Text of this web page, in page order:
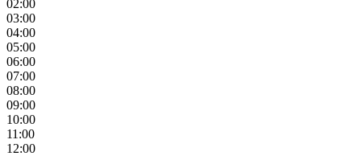
02:00
03:00
04:00
05:00
06:00
07:00
08:00
09:00
10:00
11:00
12:00